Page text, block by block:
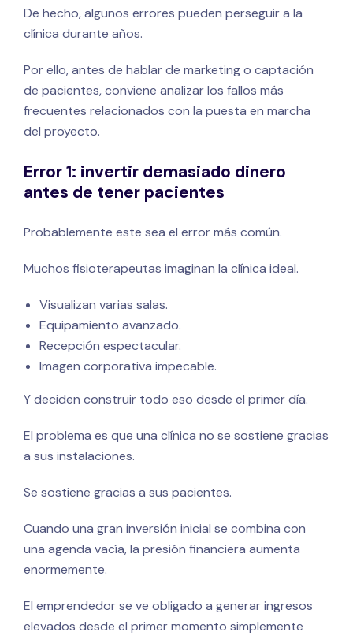
De hecho, algunos errores pueden perseguir a la
clínica durante años.
Por ello, antes de hablar de marketing o captación
de pacientes, conviene analizar los fallos más
frecuentes relacionados con la puesta en marcha
del proyecto.
Error 1: invertir demasiado dinero
antes de tener pacientes
Probablemente este sea el error más común.
Muchos fisioterapeutas imaginan la clínica ideal.
Visualizan varias salas.
Equipamiento avanzado.
Recepción espectacular.
Imagen corporativa impecable.
Y deciden construir todo eso desde el primer día.
El problema es que una clínica no se sostiene gracias
a sus instalaciones.
Se sostiene gracias a sus pacientes.
Cuando una gran inversión inicial se combina con
una agenda vacía, la presión financiera aumenta
enormemente.
El emprendedor se ve obligado a generar ingresos
elevados desde el primer momento simplemente